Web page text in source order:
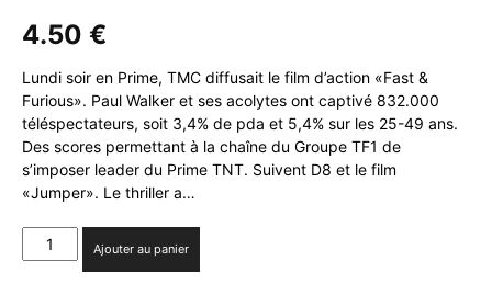
4.50 €
Lundi soir en Prime, TMC diffusait le film d’action «Fast &
Furious». Paul Walker et ses acolytes ont captivé 832.000
téléspectateurs, soit 3,4% de pda et 5,4% sur les 25-49 ans.
Des scores permettant à la chaîne du Groupe TF1 de
s’imposer leader du Prime TNT. Suivent D8 et le film
«Jumper». Le thriller a…
quantité
de
Ajouter au panier